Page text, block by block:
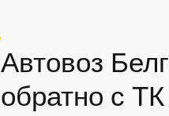
Автовоз
обратно с